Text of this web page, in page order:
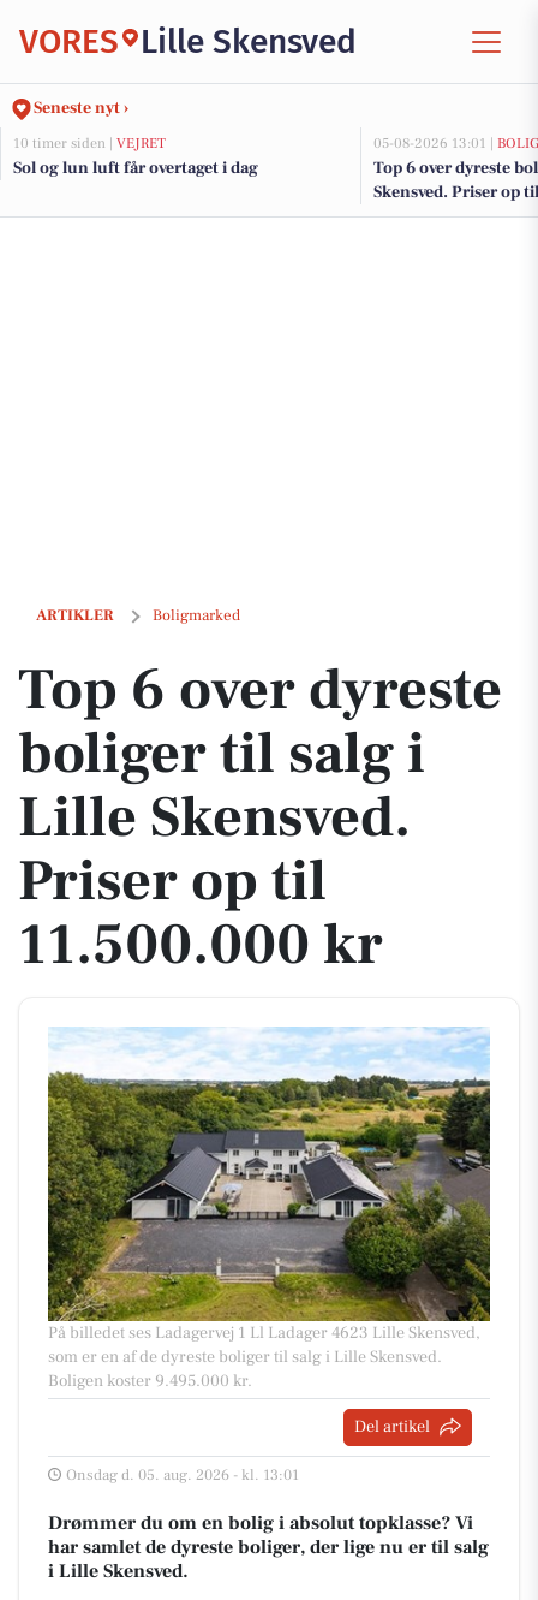
VORES Lille Skensved
Seneste nyt ›
10 timer siden | VEJRET
Sol og lun luft får overtaget i dag
05-08-2026 13:01 |
Top 6 over dyreste
Skensved. Priser op
ARTIKLER Boligmarked
Top 6 over dyreste boliger til salg i Lille Skensved. Priser op til
Top 6 over dyreste
boliger til salg i
Lille Skensved.
Priser op til
11.500.000 kr
På billedet ses Ladagervej 1 Ll Ladager 4623 Lille Skensved,
som er en af de dyreste boliger til salg i Lille Skensved.
Boligen koster 9.495.000 kr.
Del artikel
Onsdag d. 05. aug. 2026 - kl. 13:01
Drømmer du om en bolig i absolut topklasse? Vi
har samlet de dyreste boliger, der lige nu er til salg
i Lille Skensved.